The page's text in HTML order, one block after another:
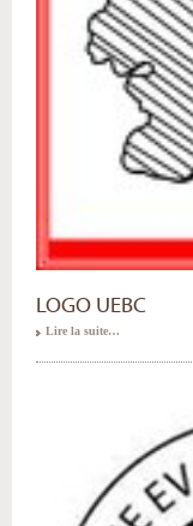
LOGO UEBC
Lire la suite…